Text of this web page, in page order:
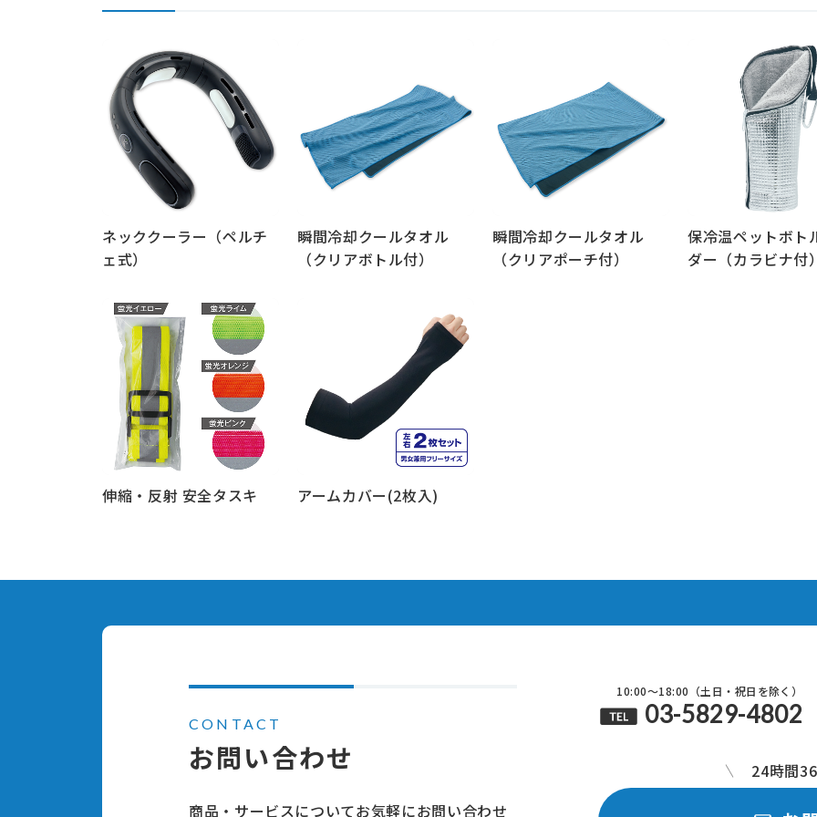
ネッククーラー（ペルチ
ェ式）
瞬間冷却クールタオル
（クリアボトル付）
瞬間冷却クールタオル
（クリアポーチ付）
保冷温ペットボト
ダー（カラビナ付）
伸縮・反射 安全タスキ
アームカバー(2枚入)
お問い合わせ
CONTACT
商品・サービスについてお気軽にお問い合わせ
24時間
10:00～18:00（土日・祝日を除く）
03-5829-4802